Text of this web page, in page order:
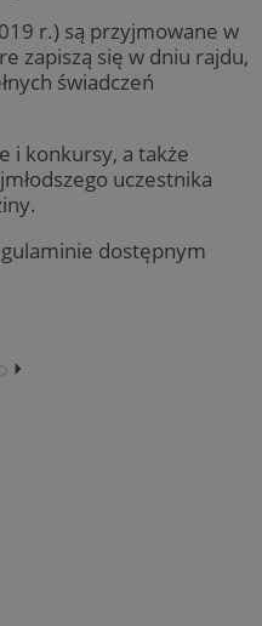
r.) są przyjmowane w
zapiszą się w dniu rajdu,
świadczeń
i konkursy, a także
uczestnika
dostępnym
⏵︎